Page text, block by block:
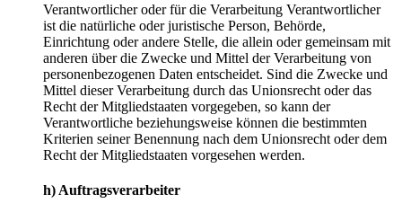
Verantwortlicher oder für die Verarbeitung Verantwortlicher
ist die natürliche oder juristische Person, Behörde,
Einrichtung oder andere Stelle, die allein oder gemeinsam mit
anderen über die Zwecke und Mittel der Verarbeitung von
personenbezogenen Daten entscheidet. Sind die Zwecke und
Mittel dieser Verarbeitung durch das Unionsrecht oder das
Recht der Mitgliedstaaten vorgegeben, so kann der
Verantwortliche beziehungsweise können die bestimmten
Kriterien seiner Benennung nach dem Unionsrecht oder dem
Recht der Mitgliedstaaten vorgesehen werden.
h) Auftragsverarbeiter